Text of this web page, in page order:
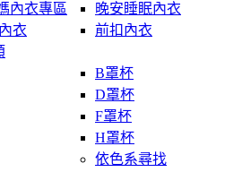
內衣專區
晚安睡眠內衣
衣
前扣內衣
B罩杯
D罩杯
F罩杯
H罩杯
依色系尋找